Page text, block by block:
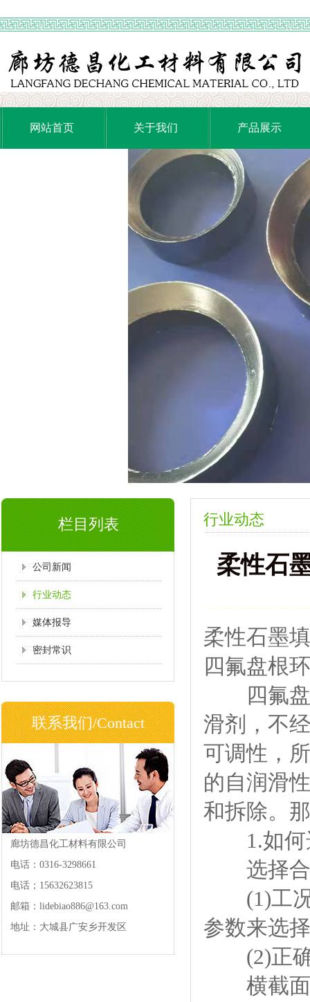
网站首页 关于我们 产品展示
栏目列表
公司新闻
行业动态
媒体报导
密封常识
联系我们/Contact
廊坊德昌化工材料有限公司
电话：0316-3298661
电话；15632623815
邮箱：lidebiao886@163.com
地址：大城县广安乡开发区
行业动态
柔性石
柔性石墨
四氟盘根
四氟盘
滑剂，不
可调性，
的自润滑
和拆除。
1.如何
选择合
(1)工况
参数来选
(2)正确
横截面